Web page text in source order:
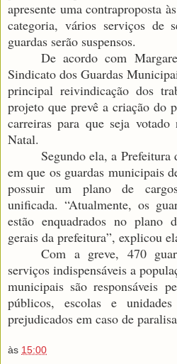
apresente uma contraproposta
categoria, vários serviços de
guardas serão suspensos.
De acordo com
Sindicato dos Guardas
principal reivindicação dos
projeto que prevê a criação do
carreiras para que seja
Natal.
Segundo ela, a Prefeitura
em que os guardas municipais
possuir um plano de
unificada. “Atualmente, os
estão enquadrados no plano
gerais da prefeitura”, explicou
Com a greve, 470
serviços indispensáveis a
municipais são responsáveis
públicos, escolas e
prejudicados em caso de
às 15:00